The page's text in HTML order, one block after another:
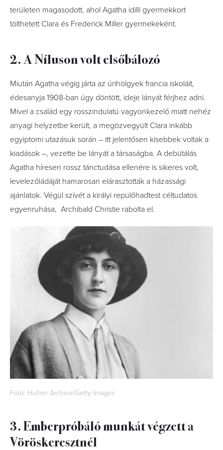
területen magasodott, ahol Agatha idilli gyermekkort
tölthetett Clara és Frederick Miller gyermekeként.
2. A Níluson volt elsőbálozó
Miután Agatha végig járta az úrihölgyek francia iskoláit,
édesanyja 1908-ban úgy döntött, ideje lányát férjhez adni.
Mivel a család egy rosszindulatú vagyonkezelő miatt nehéz
anyagi helyzetbe került, a megözvegyült Clara inkább
egyiptomi utazásuk során – itt jelentősen kisebbek voltak a
kiadások –, vezette be lányát a társaságba. A debütálás
Agatha híresen rossz tánctudása ellenére is sikeres volt,
levelezőládáját hamarosan elárasztották a házassági
ajánlatok. Végül szívét a királyi repülőhadtest céltudatos
egyenruhása, Archibald Christie rabolta el.
Fotó: Hulton Archive/Getty Images
3. Emberpróbáló munkát végzett a
Vöröskeresztnél